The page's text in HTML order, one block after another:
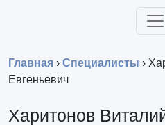
Главная › Специалисты ›
Евгеньевич
Харитонов